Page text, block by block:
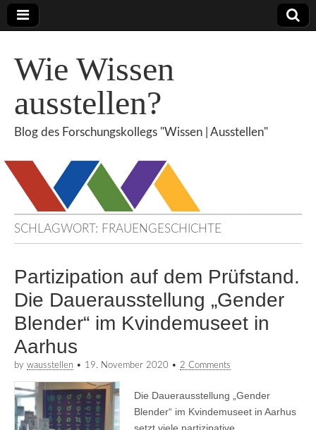
Wie Wissen
ausstellen?
Blog des Forschungskollegs "Wissen | Ausstellen"
SCHLAGWORT: FRAUENGESCHICHTE
Partizipation auf dem Prüfstand.
Die Dauerausstellung „Gender
Blender“ im Kvindemuseet in
Aarhus
by wausstellen • 19. November 2020 • 2 Comments
Die Dauerausstellung „Gender
Blender“ im Kvindemuseet in Aarhus